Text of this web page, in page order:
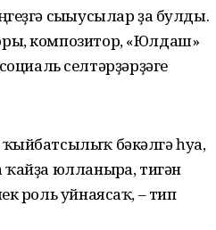
сығыусылар ҙа булды.
композитор, «Юлдаш»
селтәрҙәрҙәге
бәкәлгә һуға,
юлланырға, тигән
роль уйнаясаҡ, – тип